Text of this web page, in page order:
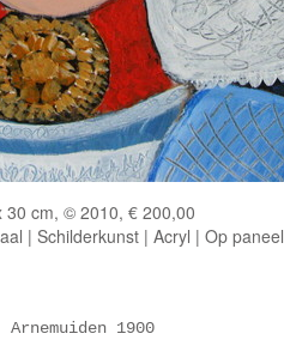
30 cm, © 2010, € 200,00
| Schilderkunst | Acryl | Op paneel
Arnemuiden 1900